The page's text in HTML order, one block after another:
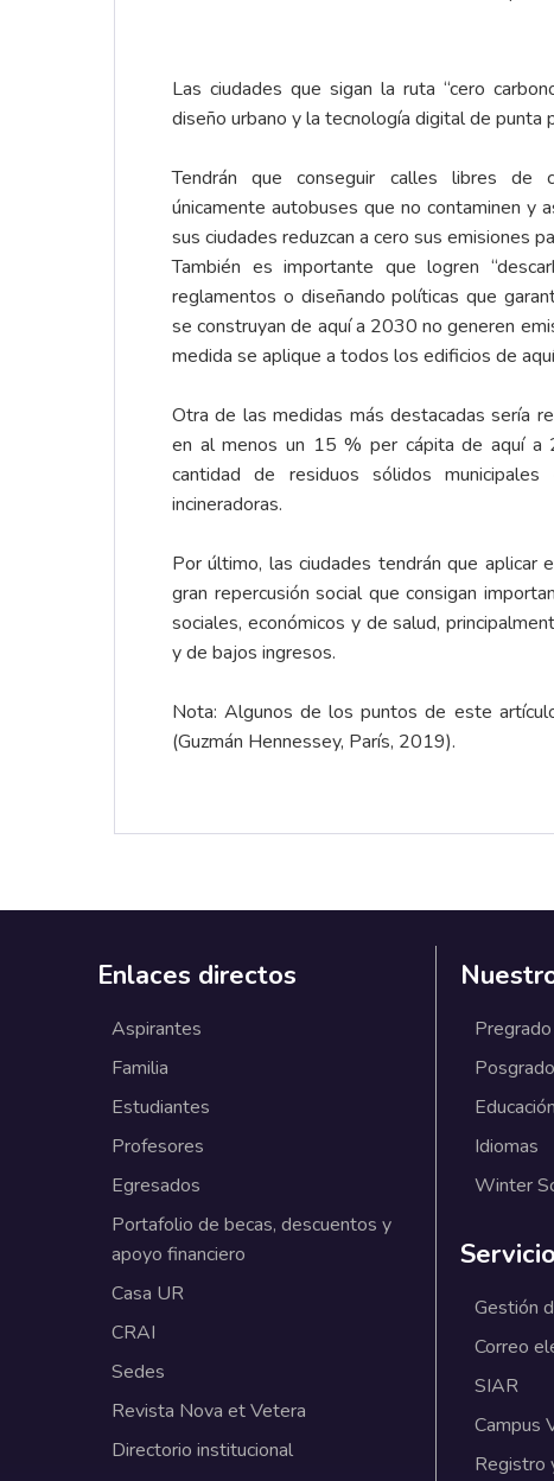
Las ciudades que sigan la ruta “cero
diseño urbano y la tecnología digital de punta
Tendrán que conseguir calles libres de
únicamente autobuses que no contaminen y
sus ciudades reduzcan a cero sus emisiones
También es importante que logren
reglamentos o diseñando políticas que
se construyan de aquí a 2030 no generen
medida se aplique a todos los edificios de
Otra de las medidas más destacadas sería
en al menos un 15 % per cápita de aquí
cantidad de residuos sólidos
incineradoras.
Por último, las ciudades tendrán que aplicar
gran repercusión social que consigan
sociales, económicos y de salud,
y de bajos ingresos.
Nota: Algunos de los puntos de este
(Guzmán Hennessey, París, 2019).
Enlaces directos
Aspirantes
Familia
Estudiantes
Profesores
Egresados
Portafolio de becas, descuentos y
apoyo financiero
Casa UR
CRAI
Sedes
Revista Nova et Vetera
Directorio institucional
Pregrado
Posgrado
Idiomas
Winter
Gestión
Correo
SIAR
Campus
Registro